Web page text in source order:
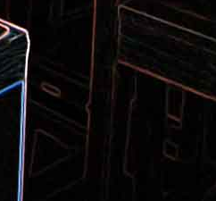
de Salade de thon aux
aux deux